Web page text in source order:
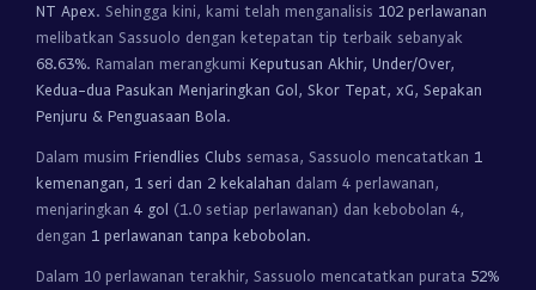
NT Apex. Sehingga kini, kami telah menganalisis 102 perlawanan
melibatkan Sassuolo dengan ketepatan tip terbaik sebanyak
68.63%. Ramalan merangkumi Keputusan Akhir, Under/Over,
Kedua-dua Pasukan Menjaringkan Gol, Skor Tepat, xG, Sepakan
Penjuru & Penguasaan Bola.
Dalam musim Friendlies Clubs semasa, Sassuolo mencatatkan 1
kemenangan, 1 seri dan 2 kekalahan dalam 4 perlawanan,
menjaringkan 4 gol (1.0 setiap perlawanan) dan kebobolan 4,
dengan 1 perlawanan tanpa kebobolan.
Dalam 10 perlawanan terakhir, Sassuolo mencatatkan purata 52%